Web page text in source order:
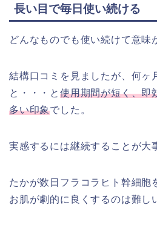
長い目で毎日使い続ける
どんなものでも使い続けて意味
結構口コミを見ましたが、何ヶ
と・・・と 使用期間が短く、即
多い印象でした。
実感するには継続することが大
たかが数日フラコラヒト幹細胞
お肌が劇的に良くするのは難し